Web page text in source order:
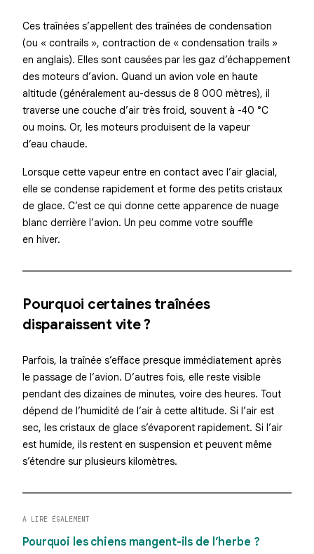
Ces traînées s’appellent des traînées de condensation
(ou « contrails », contraction de « condensation trails »
en anglais). Elles sont causées par les gaz d’échappement
des moteurs d’avion. Quand un avion vole en haute
altitude (généralement au-dessus de 8 000 mètres), il
traverse une couche d’air très froid, souvent à -40 °C
ou moins. Or, les moteurs produisent de la vapeur
d’eau chaude.
Lorsque cette vapeur entre en contact avec l’air glacial,
elle se condense rapidement et forme des petits cristaux
de glace. C’est ce qui donne cette apparence de nuage
blanc derrière l’avion. Un peu comme votre souffle
en hiver.
Pourquoi certaines traînées
disparaissent vite ?
Parfois, la traînée s’efface presque immédiatement après
le passage de l’avion. D’autres fois, elle reste visible
pendant des dizaines de minutes, voire des heures. Tout
dépend de l’humidité de l’air à cette altitude. Si l’air est
sec, les cristaux de glace s’évaporent rapidement. Si l’air
est humide, ils restent en suspension et peuvent même
s’étendre sur plusieurs kilomètres.
A LIRE ÉGALEMENT
Pourquoi les chiens mangent-ils de l’herbe ?